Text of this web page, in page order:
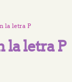
la letra P
la letra P